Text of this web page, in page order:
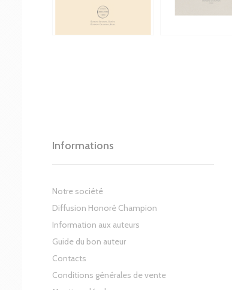
Informations
Notre société
Diffusion Honoré Champion
Information aux auteurs
Guide du bon auteur
Contacts
Conditions générales de vente